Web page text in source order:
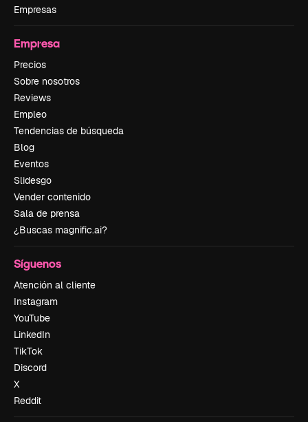
Empresas
Empresa
Precios
Sobre nosotros
Reviews
Empleo
Tendencias de búsqueda
Blog
Eventos
Slidesgo
Vender contenido
Sala de prensa
¿Buscas magnific.ai?
Síguenos
Atención al cliente
Instagram
YouTube
LinkedIn
TikTok
Discord
X
Reddit